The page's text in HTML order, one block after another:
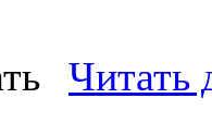
Читать